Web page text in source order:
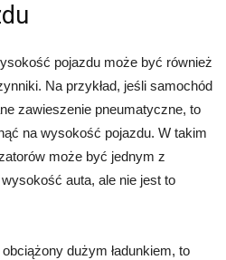
pojazdu może być również
Na przykład, jeśli samochód
zawieszenie pneumatyczne, to
na wysokość pojazdu. W takim
może być jednym z
auta, ale nie jest to
dużym ładunkiem, to